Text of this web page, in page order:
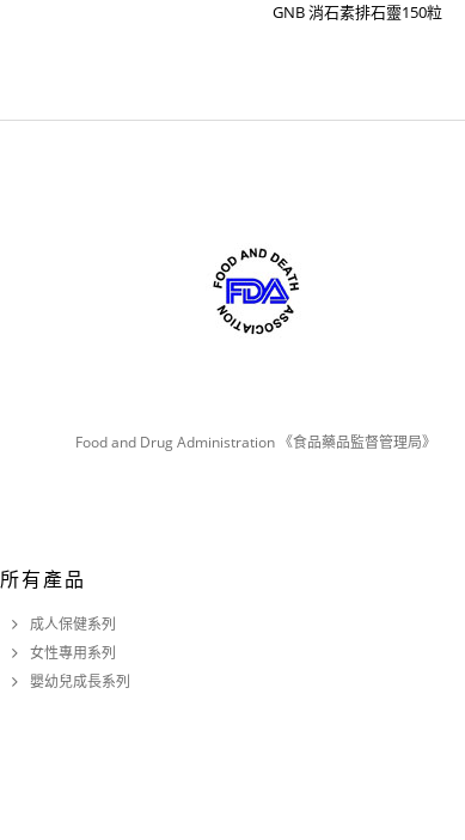
GNB 消石素排石靈150粒
Food and Drug Administration 《食品藥品監督管理局》
所有產品
成人保健系列
女性專用系列
嬰幼兒成長系列